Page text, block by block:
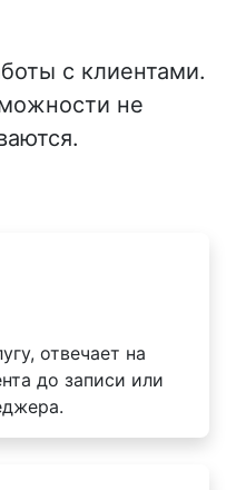
с клиентами.
не
отвечает на
до записи или